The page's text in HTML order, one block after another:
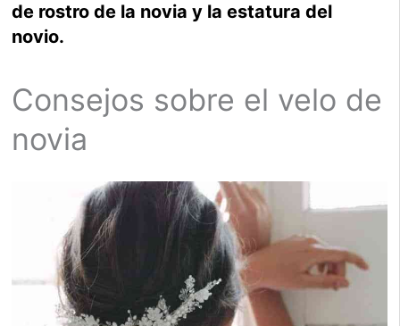
de rostro de la novia y la estatura del
novio.
Consejos sobre el velo de
novia